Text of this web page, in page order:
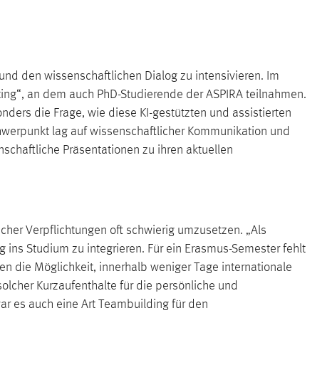
den wissenschaftlichen Dialog zu intensivieren. Im
an dem auch PhD-Studierende der ASPIRA teilnahmen.
die Frage, wie diese KI-gestützten und assistierten
lag auf wissenschaftlicher Kommunikation und
Präsentationen zu ihren aktuellen
Verpflichtungen oft schwierig umzusetzen. „Als
Studium zu integrieren. Für ein Erasmus-Semester fehlt
die Möglichkeit, innerhalb weniger Tage internationale
Kurzaufenthalte für die persönliche und
es auch eine Art Teambuilding für den